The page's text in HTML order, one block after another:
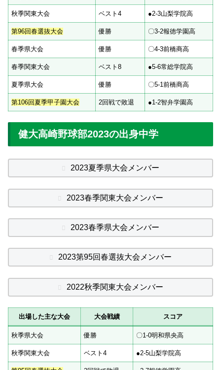
秋季関東大会 ベスト4 ●2-3山梨学院高
第96回春選抜大会 優勝 〇3-2報徳学園高
春季県大会 優勝 〇4-3前橋商高
春季関東大会 ベスト8 ●5-6常総学院高
夏季県大会 優勝 〇5-1前橋商高
第106回夏季甲子園大会 2回戦で敗退 ●1-2智弁学園高
健大高崎野球部2023の出身中学
2023夏季県大会メンバー
2023春季関東大会メンバー
2023春季県大会メンバー
2023第95回春選抜大会メンバー
2022秋季関東大会メンバー
出場した主な大会 大会戦績 スコア
秋季県大会 優勝 〇1-0明和県央高
秋季関東大会 ベスト4 ●2-5山梨学院高